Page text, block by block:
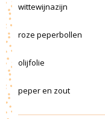
wittewijnazijn
roze peperbollen
olijfolie
peper en zout